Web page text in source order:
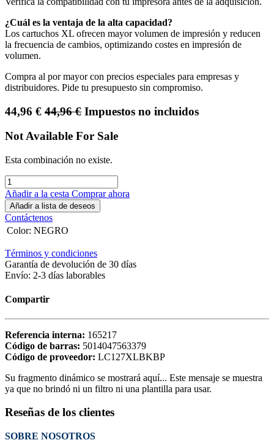
¿Cuál es la ventaja de la alta capacidad?
Los cartuchos XL ofrecen mayor volumen de impresión y reducen
la frecuencia de cambios, optimizando costes en impresión de
volumen.
Compra al por mayor con precios especiales para empresas y
distribuidores. Pide tu presupuesto sin compromiso.
44,96 € 44,96€ Impuestos no incluidos
Not Available For Sale
Esta combinación no existe.
Añadir a la cesta Comprar ahora
Añadir a lista de deseos
Contáctenos
Color: NEGRO
Términos y condiciones
Garantía de devolución de 30 días
Envío: 2-3 días laborables
Compartir
Referencia interna: 165217
Código de barras: 5014047563379
Código de proveedor: LC127XLBKBP
Su fragmento dinámico se mostrará aquí... Este mensaje se muestra
ya que no brindó ni un filtro ni una plantilla para usar.
Reseñas de los clientes
SOBRE NOSOTROS